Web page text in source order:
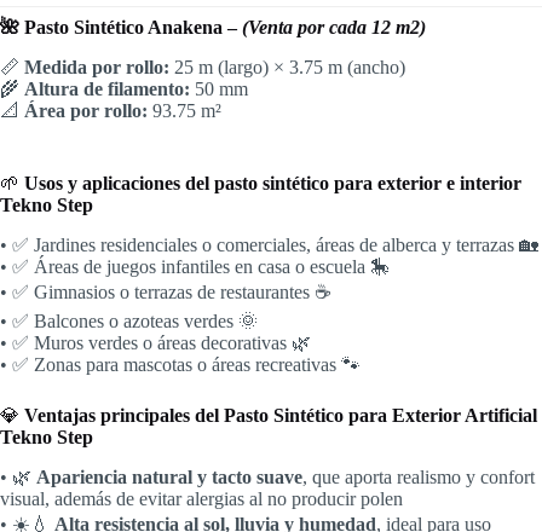
🌺 Pasto Sintético Anakena –(Venta por cada 12 m2)
📏 Medida por rollo: 25 m (largo) × 3.75 m (ancho)
🌾 Altura de filamento: 50 mm
📐 Área por rollo: 93.75 m²
🌱 Usos y aplicaciones del pasto sintético para exterior e interior
Tekno Step
• ✅ Jardines residenciales o comerciales, áreas de alberca y terrazas 🏡
• ✅ Áreas de juegos infantiles en casa o escuela 🎠
• ✅ Gimnasios o terrazas de restaurantes ☕
• ✅ Balcones o azoteas verdes 🌞
• ✅ Muros verdes o áreas decorativas 🌿
• ✅ Zonas para mascotas o áreas recreativas 🐾
💎 Ventajas principales del Pasto Sintético para Exterior Artificial
Tekno Step
• 🌿 Apariencia natural y tacto suave, que aporta realismo y confort
visual, además de evitar alergias al no producir polen
• ☀️💧 Alta resistencia al sol, lluvia y humedad, ideal para uso